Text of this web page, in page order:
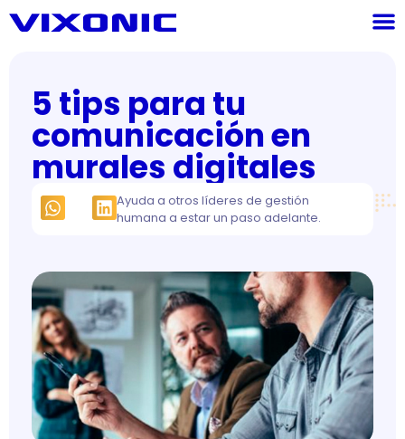
5 tips para tu
comunicación en
murales digitales
Ayuda a otros líderes de gestión
humana a estar un paso adelante.